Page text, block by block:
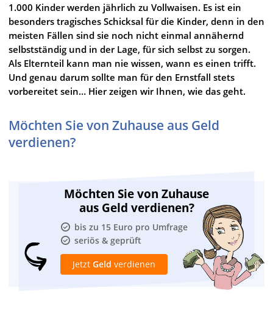
1.000 Kinder werden jährlich zu Vollwaisen. Es ist ein
besonders tragisches Schicksal für die Kinder, denn in den
meisten Fällen sind sie noch nicht einmal annähernd
selbstständig und in der Lage, für sich selbst zu sorgen.
Als Elternteil kann man nie wissen, wann es einen trifft.
Und genau darum sollte man für den Ernstfall stets
vorbereitet sein… Hier zeigen wir Ihnen, wie das geht.
Möchten Sie von Zuhause aus Geld
verdienen?
Möchten Sie von Zuhause
aus Geld verdienen?
bis zu 15 Euro pro Umfrage
seriös & geprüft
Jetzt Geld verdienen